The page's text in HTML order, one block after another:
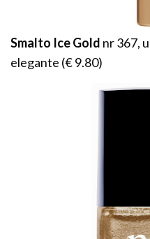
Smalto Ice Gold nr 367,
elegante (€ 9.80)